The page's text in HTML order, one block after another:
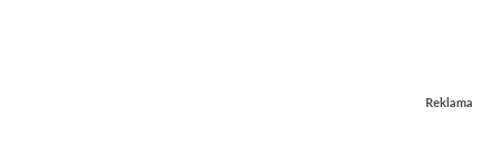
Reklama